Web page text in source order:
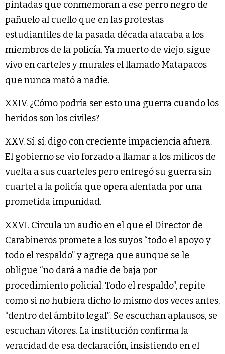
pintadas que conmemoran a ese perro negro de
pañuelo al cuello que en las protestas
estudiantiles de la pasada década atacaba a los
miembros de la policía. Ya muerto de viejo, sigue
vivo en carteles y murales el llamado Matapacos
que nunca mató a nadie.
XXIV. ¿Cómo podría ser esto una guerra cuando los
heridos son los civiles?
XXV. Sí, sí, digo con creciente impaciencia afuera.
El gobierno se vio forzado a llamar a los milicos de
vuelta a sus cuarteles pero entregó su guerra sin
cuartel a la policía que opera alentada por una
prometida impunidad.
XXVI. Circula un audio en el que el Director de
Carabineros promete a los suyos “todo el apoyo y
todo el respaldo” y agrega que aunque se le
obligue “no dará a nadie de baja por
procedimiento policial. Todo el respaldo”, repite
como si no hubiera dicho lo mismo dos veces antes,
“dentro del ámbito legal”. Se escuchan aplausos, se
escuchan vítores. La institución confirma la
veracidad de esa declaración, insistiendo en el